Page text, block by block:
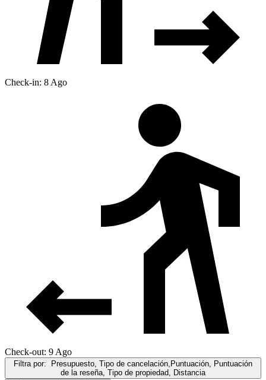
Check-in: 8 Ago
Check-out: 9 Ago
Filtra por:
Presupuesto, Tipo de cancelación,Puntuación, Puntuación
de la reseña, Tipo de propiedad, Distancia